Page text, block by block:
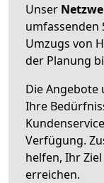
Unser
umfassenden
Umzugs von
der Planung
Die Angebote
Ihre
Verfügung.
helfen, Ihr Ziel
erreichen.